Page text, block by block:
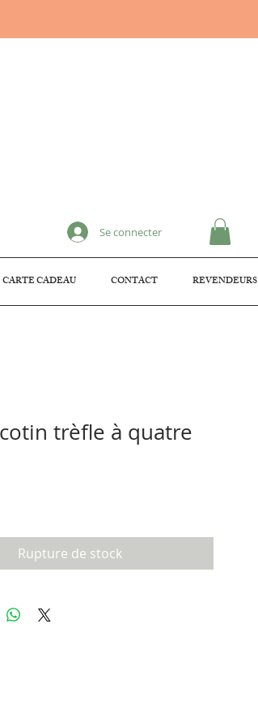
Se connecter
CARTE CADEAU CONTACT REVENDEURS
trèfle à quatre
Rupture de stock